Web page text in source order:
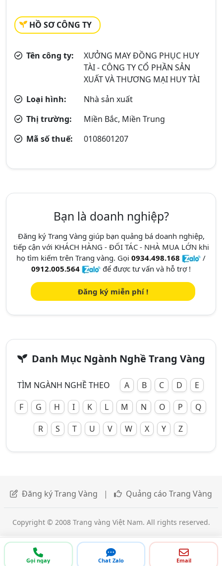
HỒ SƠ CÔNG TY
Tên công ty:
XƯỞNG MAY ĐỒNG PHỤC HUY
TÀI - CÔNG TY CỔ PHẦN SẢN
XUẤT VÀ THƯƠNG MẠI HUY TÀI
Loại hình:
Nhà sản xuất
Thị trường:
Miền Bắc, Miền Trung
Mã số thuế:
0108601207
Gọi ngay Chat Zalo Email
Bạn là doanh nghiệp?
Đăng ký Trang Vàng giúp bạn quảng bá doanh nghiệp,
tiếp cận với KHÁCH HÀNG - ĐỐI TÁC - NHÀ MUA LỚN khi
họ tìm kiếm trên Trang vàng. Gọi 0934.498.168
/
0912.005.564
để được tư vấn và hỗ trợ !
Đăng ký miễn phí !
Danh Mục Ngành Nghề Trang Vàng
TÌM NGÀNH NGHỀ THEO A B C D
E
F
G H I K L M N O P
Q
R
S T U V W X Y Z
Đăng ký Trang Vàng | Quảng cáo Trang Vàng
Copyright © 2008 Trang vàng Việt Nam. All rights reserved.